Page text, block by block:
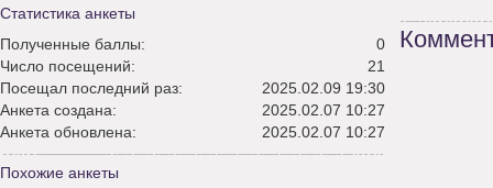
Статистика анкеты
Полученные баллы:
0
Число посещений:
21
Посещал последний раз:
2025.02.09 19:30
Анкета создана:
2025.02.07 10:27
Анкета обновлена:
2025.02.07 10:27
Похожие анкеты